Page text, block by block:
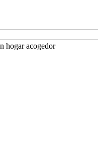
hogar acogedor